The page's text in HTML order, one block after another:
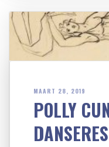
MAART 28, 2019
POLLY
DANSERES